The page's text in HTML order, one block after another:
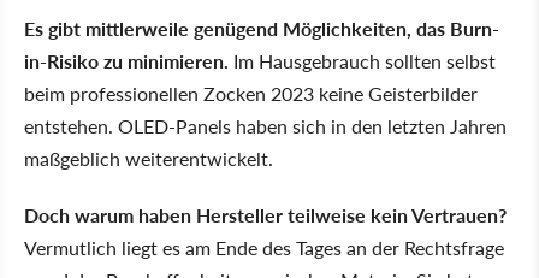
Es gibt mittlerweile genügend Möglichkeiten, das Burn-
in-Risiko zu minimieren. Im Hausgebrauch sollten selbst
beim professionellen Zocken 2023 keine Geisterbilder
entstehen. OLED-Panels haben sich in den letzten Jahren
maßgeblich weiterentwickelt.
Doch warum haben Hersteller teilweise kein Vertrauen?
Vermutlich liegt es am Ende des Tages an der Rechtsfrage